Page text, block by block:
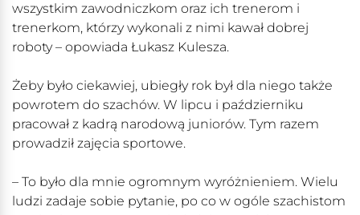
wszystkim zawodniczkom oraz ich trenerom i
trenerkom, którzy wykonali z nimi kawał dobrej
roboty – opowiada Łukasz Kulesza.
Żeby było ciekawiej, ubiegły rok był dla niego także
powrotem do szachów. W lipcu i październiku
pracował z kadrą narodową juniorów. Tym razem
prowadził zajęcia sportowe.
– To było dla mnie ogromnym wyróżnieniem. Wielu
ludzi zadaje sobie pytanie, po co w ogóle szachistom